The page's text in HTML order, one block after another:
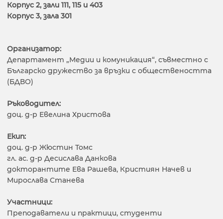
Корпус 2, зали 111, 115 и 403
Корпус 3, зала 301
Организатор:
Департамент „Медии и комуникация“, съвместно с
Българско дружество за връзки с обществеността
(БДВО)
Ръководител:
доц. д-р Евелина Христова
Екип:
доц. д-р Жюстин Томс
гл. ас. д-р Десислава Данкова
докторантите Ева Рашева, Кристиян Начев и
Мирослава Станева
Участници:
Преподаватели и практици, студенти